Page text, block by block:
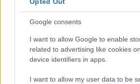
Google consents
I want to allow Google to enable
related to advertising like cookies
device identifiers in apps.
I want to allow my user data to be
Székház - Stúdió Galéria, Budapest;
1998 Derkovits-ösztöndíjasok
Múzeum, Budapest; XIX. Országos
Garázs, Várfok 14 Galéria, Budapest;